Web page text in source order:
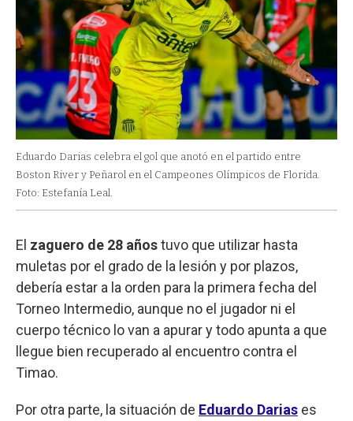
Eduardo Darias celebra el gol que anotó en el partido entre
Boston River y Peñarol en el Campeones Olímpicos de Florida.
Foto: Estefanía Leal.
El zaguero de 28 añostuvo que utilizar hasta
muletas por el grado de la lesión y por plazos,
debería estar a la orden para la primera fecha del
Torneo Intermedio, aunque no el jugador ni el
cuerpo técnico lo van a apurar y todo apunta a que
llegue bien recuperado al encuentro contra el
Timao.
Por otra parte, la situación de Eduardo Darias es